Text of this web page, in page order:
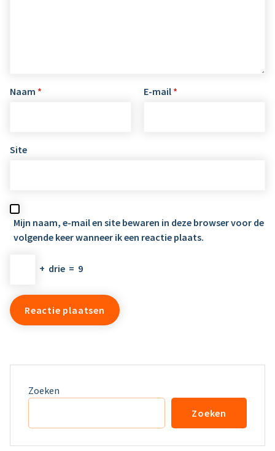
Naam * E-mail *
Site
Mijn naam, e-mail en site bewaren in deze browser voor de
volgende keer wanneer ik een reactie plaats.
+ drie = 9
Zoeken
Zoeken